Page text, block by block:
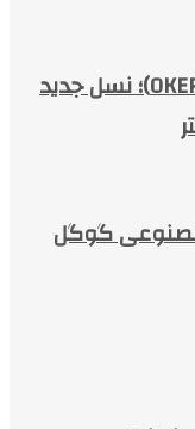
معرفی کرکره فولادی اوکر (OKER)؛ نسل جدید
گوگل